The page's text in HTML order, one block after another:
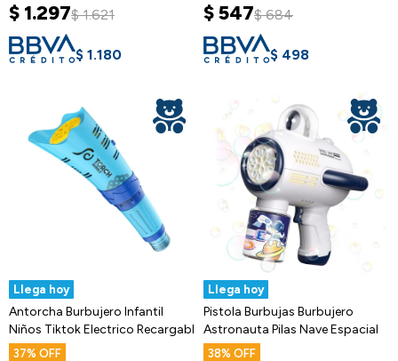
$ 1.297$ 1.621
$ 1.180
$547$ 684
$ 498
Llega hoy
Antorcha Burbujero Infantil
Niños Tiktok Electrico Recargabl
37
Llega hoy
Pistola Burbujas Burbujero
Astronauta Pilas Nave Espacial
38